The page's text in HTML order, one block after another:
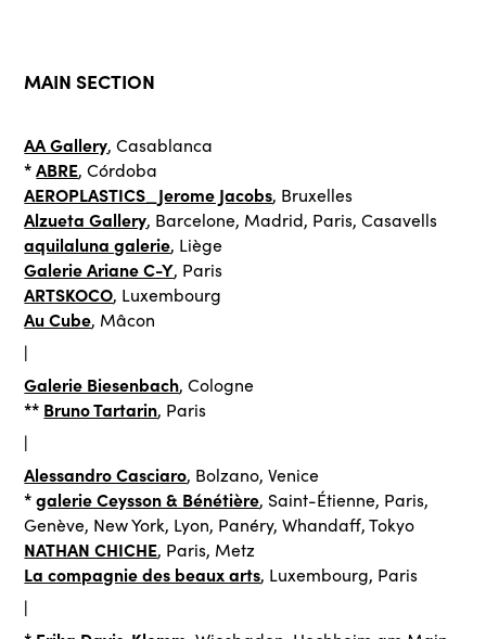
MAIN SECTION
AA Gallery, Casablanca
*ABRE, Córdoba
AEROPLASTICS_Jerome Jacobs, Bruxelles
Alzueta Gallery, Barcelone, Madrid, Paris, Casavells
aquilaluna galerie, Liège
Galerie Ariane C-Y, Paris
ARTSKOCO, Luxembourg
Au Cube, Mâcon
|
Galerie Biesenbach, Cologne
** Bruno Tartarin, Paris
|
Alessandro Casciaro, Bolzano, Venice
*galerie Ceysson & Bénétière, Saint-Étienne, Paris,
Genève, New York, Lyon, Panéry, Whandaff, Tokyo
NATHAN CHICHE, Paris, Metz
La compagnie des beaux arts, Luxembourg, Paris
|